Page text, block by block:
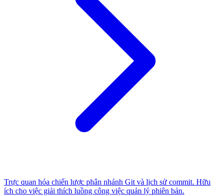
Trực quan hóa chiến lược phân nhánh Git và lịch sử commit. Hữu
ích cho việc giải thích luồng công việc quản lý phiên bản.